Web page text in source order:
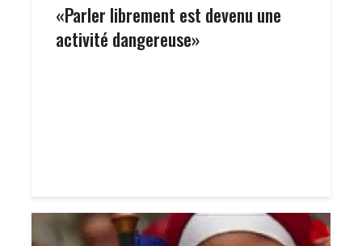
«Parler librement est devenu une
activité dangereuse»